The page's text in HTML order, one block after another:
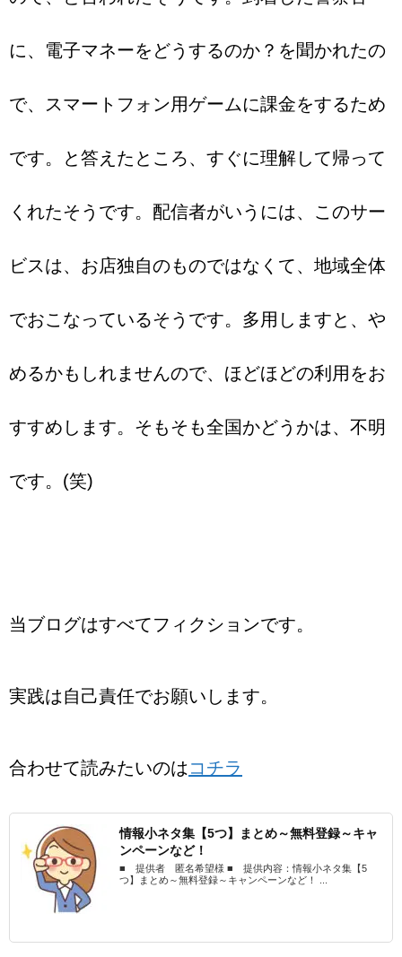
に、電子マネーをどうするのか？を聞かれたの
で、スマートフォン用ゲームに課金をするため
です。と答えたところ、すぐに理解して帰って
くれたそうです。配信者がいうには、このサー
ビスは、お店独自のものではなくて、地域全体
でおこなっているそうです。多用しますと、や
めるかもしれませんので、ほどほどの利用をお
すすめします。そもそも全国かどうかは、不明
です。(笑)
当ブログはすべてフィクションです。
実践は自己責任でお願いします。
合わせて読みたいのは コチラ
情報小ネタ集【5つ】まとめ～無料登録～キャ
ンペーンなど！
■ 提供者 匿名希望様 ■ 提供内容：情報小ネタ集【5
つ】まとめ～無料登録～キャンペーンなど！ ...